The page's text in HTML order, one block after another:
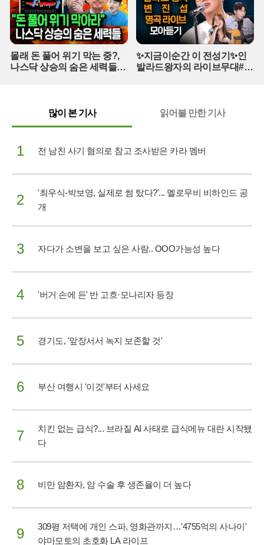
몰래 돈 풀어 위기 막는 중?,
나스닥 상승의 숨은 세력들
✨지금이순간 이 전성기✨인
발라드왕자의 라이브무대#백
많이 본 기사
읽어볼 만한 기사
1 전 남친 사기 혐의로 참고 조사받은 카라 멤버
2
'최우식-박보영, 실제로 썸 탔다?'... 멜로무비 비하인드 공
개
3 자다가 소변을 보고 싶은 사람.. OOO가능성 높다
4 '버거 손에 든' 반 고흐·모나리자 등장
5 경기도, '앞장서서 녹지 보존할 것'
6 부산 여행시 '이것'부터 사세요
7
치킨 없는 급식?... 브라질 AI 사태로 급식메뉴 대란 시작됐
다
8 비만 암환자, 암 수술 후 생존율이 더 높다
9
309평 저택에 개인 스파, 영화관까지…'4755억의 사나이'
야마모토의 초호화 LA 라이프